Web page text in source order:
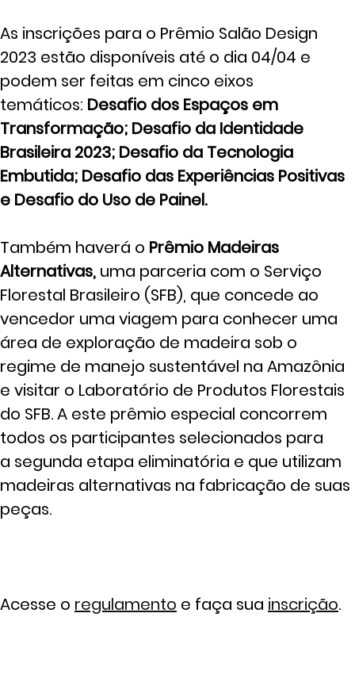
As inscrições para o Prêmio Salão Design
2023 estão disponíveis até o dia 04/04 e
podem ser feitas em cinco eixos
temáticos: Desafio dos Espaços em
Transformação; Desafio da Identidade
Brasileira 2023; Desafio da Tecnologia
Embutida; Desafio das Experiências Positivas
e Desafio do Uso de Painel.
Também haverá o Prêmio Madeiras
Alternativas, uma parceria com o Serviço
Florestal Brasileiro (SFB), que concede ao
vencedor uma viagem para conhecer uma
área de exploração de madeira sob o
regime de manejo sustentável na Amazônia
e visitar o Laboratório de Produtos Florestais
do SFB. A este prêmio especial concorrem
todos os participantes selecionados para
a segunda etapa eliminatória e que utilizam
madeiras alternativas na fabricação de suas
peças.
Acesse o regulamento e faça sua inscrição.